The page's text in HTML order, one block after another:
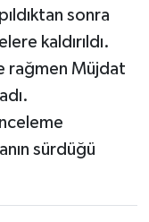
sonra
kaldırıldı.
rağmen Müjdat
sürdüğü